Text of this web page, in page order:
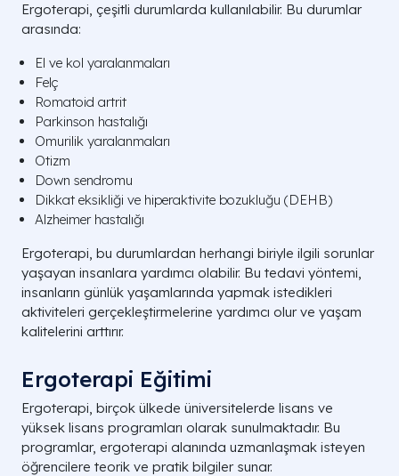
Ergoterapi, çeşitli durumlarda kullanılabilir. Bu durumlar
arasında:
El ve kol yaralanmaları
Felç
Romatoid artrit
Parkinson hastalığı
Omurilik yaralanmaları
Otizm
Down sendromu
Dikkat eksikliği ve hiperaktivite bozukluğu (DEHB)
Alzheimer hastalığı
Ergoterapi, bu durumlardan herhangi biriyle ilgili sorunlar
yaşayan insanlara yardımcı olabilir. Bu tedavi yöntemi,
insanların günlük yaşamlarında yapmak istedikleri
aktiviteleri gerçekleştirmelerine yardımcı olur ve yaşam
kalitelerini arttırır.
Ergoterapi Eğitimi
Ergoterapi, birçok ülkede üniversitelerde lisans ve
yüksek lisans programları olarak sunulmaktadır. Bu
programlar, ergoterapi alanında uzmanlaşmak isteyen
öğrencilere teorik ve pratik bilgiler sunar.